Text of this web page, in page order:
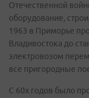
Отечественной
оборудование,
1963 в Приморье
Владивостока до
электровозом
все пригородные
С 60х годов было